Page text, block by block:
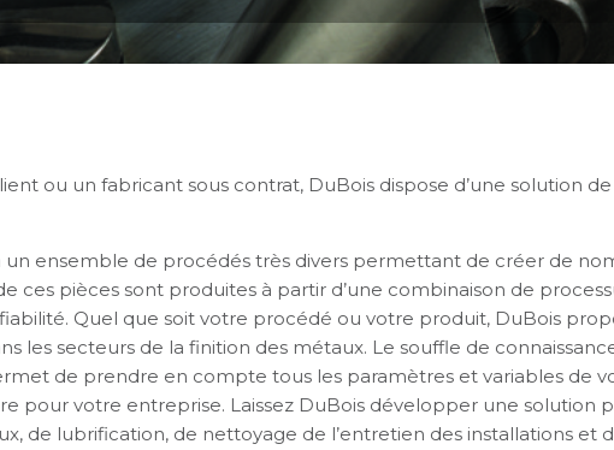
ou un fabricant sous contrat, DuBois dispose d’une solution
ensemble de procédés très divers permettant de créer de
ces pièces sont produites à partir d’une combinaison de
Quel que soit votre procédé ou votre produit, DuBois
les secteurs de la finition des métaux. Le souffle de
de prendre en compte tous les paramètres et variables de
pour votre entreprise. Laissez DuBois développer une solution
de lubrification, de nettoyage de l’entretien des installations et